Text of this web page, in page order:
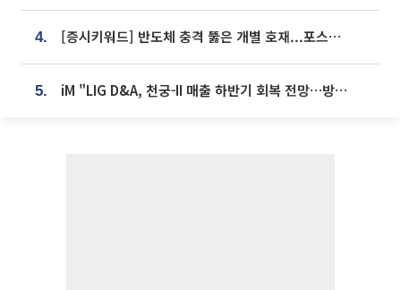
4. [증시키워드] 반도체 충격 뚫은 개별 호재...포스코퓨처엠·에코프로·한화솔루션 '눈길'
5. iM "LIG D&A, 천궁-II 매출 하반기 회복 전망…방산 톱픽 유지"